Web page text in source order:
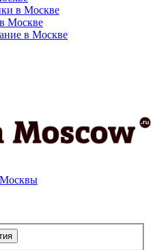
в Москве
Москве
в Москве
Москвы